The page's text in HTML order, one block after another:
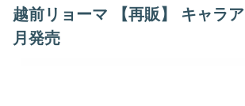
越前リョーマ 【再販】 キャラ
月発売